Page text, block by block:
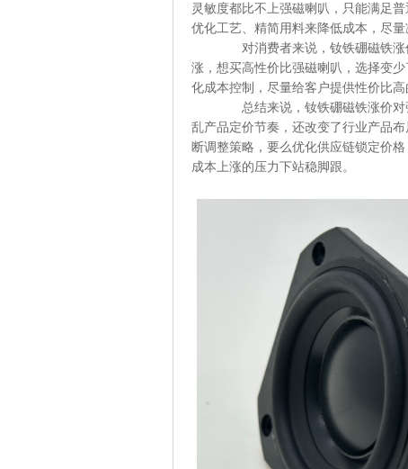
灵敏度都比不上强磁喇叭，只能满足
优化工艺、精简用料来降低成本，尽量
对消费者来说，钕铁硼磁铁涨价
涨，想买高性价比强磁喇叭，选择变
化成本控制，尽量给客户提供性价比高
总结来说，钕铁硼磁铁涨价对强
乱产品定价节奏，还改变了行业产品
断调整策略，要么优化供应链锁定价
成本上涨的压力下站稳脚跟。